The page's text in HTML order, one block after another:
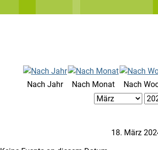
Nach Jahr Nach Monat Nach
18. März